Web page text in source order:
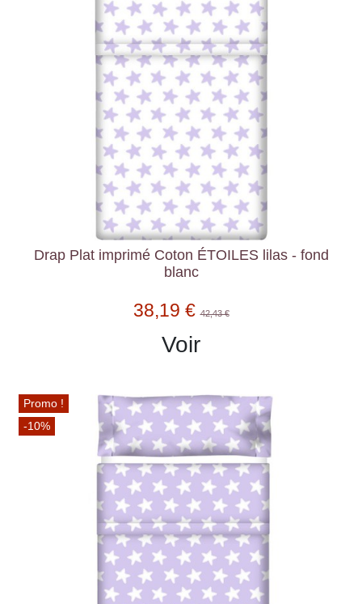
Drap Plat imprimé Coton ÉTOILES lilas - fond
blanc
38,19 €42,43 €
Voir
Promo !
-10%